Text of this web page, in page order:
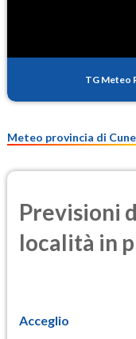
TG Meteo
Meteo provincia di
Previsioni
località in
Acceglio